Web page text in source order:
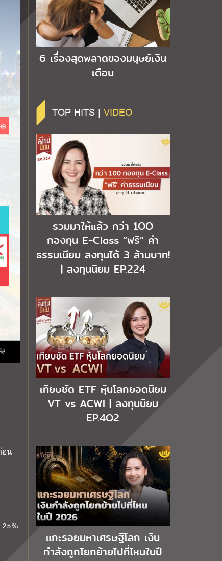
อน
6 เรื่องสุดพลาดของมนุษย์เงิน
เดือน
TOP HITS | VIDEO
รวมมาให้แล้ว กว่า 1OO
กองทุน E-Class “ฟรี” ค่า
ธรรมเนียม ลงทุนได้ 3 ล้านบาท!
| ลงทุนนิยม EP.224
เทียบชัด ETF หุ้นโลกยอดนิยม
VT vs ACWI | ลงทุนนิยม
EP.4O2
แกะรอยมหาเศรษฐีโลก เงิน
กำลังถูกโยกย้ายไปที่ไหนในปี